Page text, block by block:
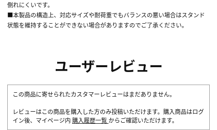
倒れにくいです。
■本製品の構造上、対応サイズや耐荷重でもバランスの悪い場合はスタンド
状態を維持することができない場合がありますのでご了承ください。
ユーザーレビュー
この商品に寄せられたカスタマーレビューはまだありません。
レビューはこの商品を購入した方のみ投稿いただけます。購入商品はログ
イン後、マイページ内 購入履歴一覧 からご確認いただけます。